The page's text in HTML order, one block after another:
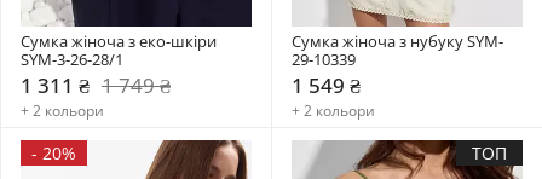
Сумка жіноча з еко-шкіри
SYM-3-26-28/1
1 311 ₴ 1 749 ₴
+ 2 кольори
Сумка жіноча з нубуку SYM-
29-10339
1 549 ₴
+ 2 кольори
- 20% ТОП